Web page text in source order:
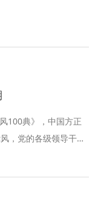
100典》，中国方正
，党的各级领导干
作为老一辈无产阶级
郑重地写下了给党中